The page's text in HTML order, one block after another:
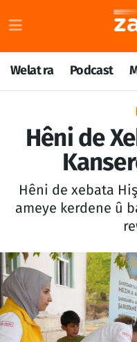
Welat ra Podcast
Hêni de
Hêni de xebata
ameye kerdene û
Welat ra
Podcast
Meqaleyî
Huner
Dinya
Rojane
Têkilî
Nöbetçi Eczaneler
Hava Durumu
Namaz Vakitleri
Trafik Durumu
Süper Lig Puan
Son Dakika
Haber Arşivi